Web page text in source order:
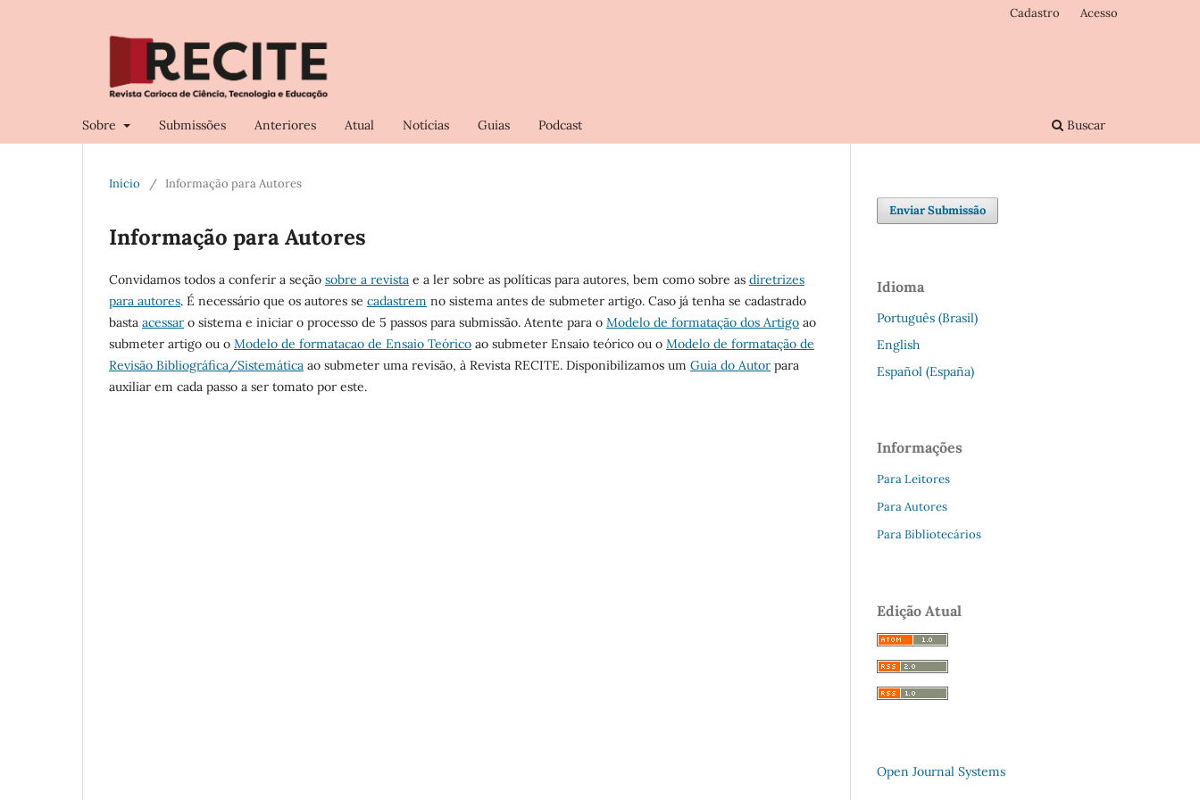
Sobre Submissões Anteriores Atual Notícias Guias Podcast Buscar
Cadastro Acesso
Início / Informação para Autores
Informação para Autores
Convidamos todos a conferir a seção sobre a revista e a ler sobre as políticas para autores, bem como sobre as diretrizes
para autores. É necessário que os autores se cadastrem no sistema antes de submeter artigo. Caso já tenha se cadastrado
basta acessar o sistema e iniciar o processo de 5 passos para submissão. Atente para o Modelo de formatação dos Artigo ao
submeter artigo ou o Modelo de formatacao de Ensaio Teórico ao submeter Ensaio teórico ou o Modelo de formatação de
Revisão Bibliográfica/Sistemática ao submeter uma revisão, à Revista RECITE. Disponibilizamos um Guia do Autor para
auxiliar em cada passo a ser tomato por este.
Enviar Submissão
Idioma
Português (Brasil)
English
Español (España)
Informações
Para Leitores
Para Autores
Para Bibliotecários
Edição Atual
Open Journal Systems